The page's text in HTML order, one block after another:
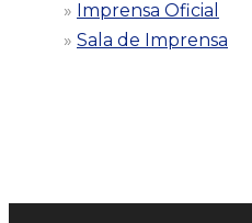
Imprensa Oficial
Sala de Imprensa